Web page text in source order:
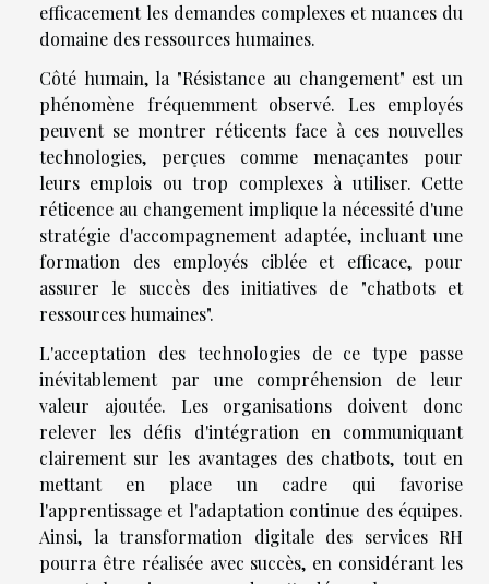
efficacement les demandes complexes et nuances du
domaine des ressources humaines.
Côté humain, la "Résistance au changement" est un
phénomène fréquemment observé. Les employés
peuvent se montrer réticents face à ces nouvelles
technologies, perçues comme menaçantes pour
leurs emplois ou trop complexes à utiliser. Cette
réticence au changement implique la nécessité d'une
stratégie d'accompagnement adaptée, incluant une
formation des employés ciblée et efficace, pour
assurer le succès des initiatives de "chatbots et
ressources humaines".
L'acceptation des technologies de ce type passe
inévitablement par une compréhension de leur
valeur ajoutée. Les organisations doivent donc
relever les défis d'intégration en communiquant
clairement sur les avantages des chatbots, tout en
mettant en place un cadre qui favorise
l'apprentissage et l'adaptation continue des équipes.
Ainsi, la transformation digitale des services RH
pourra être réalisée avec succès, en considérant les